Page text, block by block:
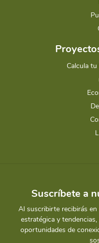
Calcula
Suscríbete a
Al suscribirte recibirás
estratégica y
oportunidades de